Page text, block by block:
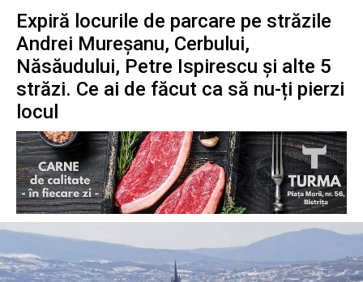
Expiră locurile de parcare pe străzile
Andrei Mureșanu, Cerbului,
Năsăudului, Petre Ispirescu și alte 5
străzi. Ce ai de făcut ca să nu-ți pierzi
locul